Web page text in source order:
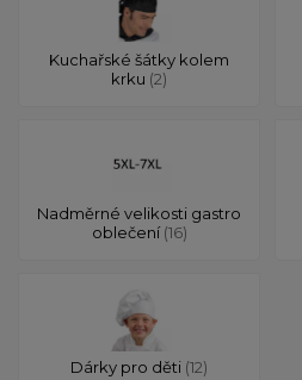
Kuchařské šátky kolem
krku (2)
Nadměrné velikosti gastro
oblečení(16)
Dárky pro děti (12)